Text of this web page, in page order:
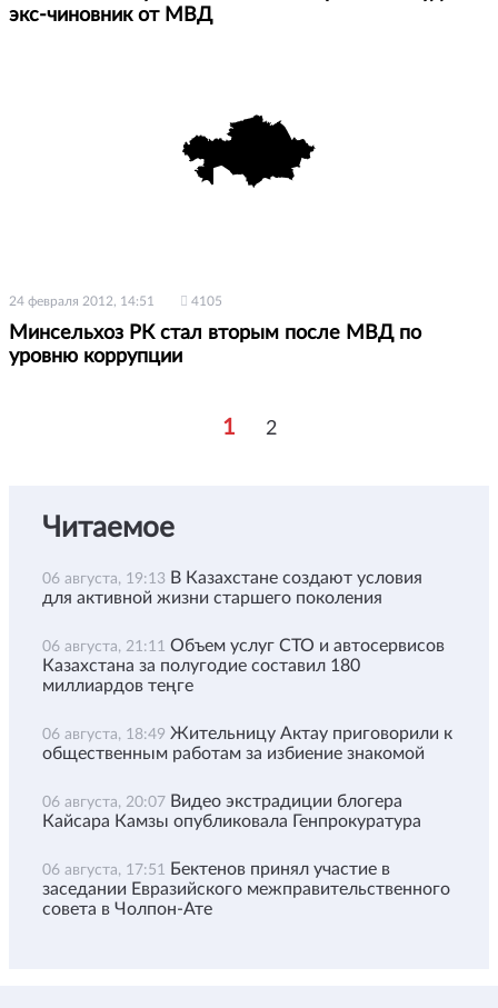
экс-чиновник от МВД
24 февраля 2012, 14:51 4105
Минсельхоз РК стал вторым после МВД по
уровню коррупции
1 2
Читаемое
06 августа, 19:13 В Казахстане создают условия
для активной жизни старшего поколения
06 августа, 21:11 Объем услуг СТО и автосервисов
Казахстана за полугодие составил 180
миллиардов теңге
06 августа, 18:49 Жительницу Актау приговорили к
общественным работам за избиение знакомой
06 августа, 20:07 Видео экстрадиции блогера
Кайсара Камзы опубликовала Генпрокуратура
06 августа, 17:51 Бектенов принял участие в
заседании Евразийского межправительственного
совета в Чолпон-Ате